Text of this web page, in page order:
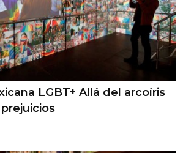
LGBT+ Allá del arcoíris